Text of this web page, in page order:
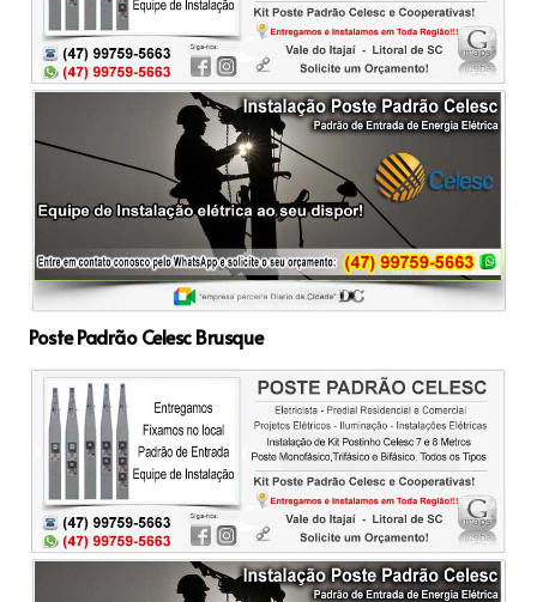
Poste Padrão Celesc Brusque